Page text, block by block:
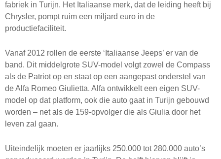
fabriek in Turijn. Het Italiaanse merk, dat de leiding heeft bij
Chrysler, pompt ruim een miljard euro in de
productiefaciliteit.
Vanaf 2012 rollen de eerste ‘Italiaanse Jeeps’ er van de
band. Dit middelgrote SUV-model volgt zowel de Compass
als de Patriot op en staat op een aangepast onderstel van
de Alfa Romeo Giulietta. Alfa ontwikkelt een eigen SUV-
model op dat platform, ook die auto gaat in Turijn gebouwd
worden – net als de 159-opvolger die als Giulia door het
leven zal gaan.
Uiteindelijk moeten er jaarlijks 250.000 tot 280.000 auto’s